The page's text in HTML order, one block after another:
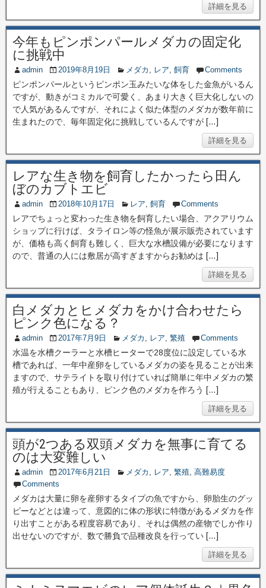
詳細を見る
今年もピンポンパールメダカの固定化
に挑戦中
admin 2019年8月19日 メダカ , レア, 飼育 Comments
ピンポンパールというピンポン玉みたいな体をした金魚がいるん
ですが、動きがコミカルで可愛く、あまり大きく巨大化しないの
で人気があるんですが、それによく似た体型のメダカが数年前に
生まれたので、毎年固定化に挑戦しているんですが […]
詳細を見る
レアな生き物を飼育したかったら田ん
ぼのカブトエビ
admin 2018年10月17日 レア, 飼育 Comments
レアでちょっと変わった生き物を飼育したい場合、アクアリウム
ショップに行けば、タライロン等の怪魚が展示販売されています
が、価格も高く飼育も難しく、巨大な水槽設備が必要になります
ので、普通の人には敷居が高すぎますからお勧めは […]
詳細を見る
白メダカとヒメダカをかけ合わせたら
ピンク色になる？
admin 2017年7月9日 メダカ , レア, 繁殖 Comments
水温を水槽クーラーと水槽ヒーターで28度位に設定している水
槽であれば、一年中産卵をしているメダカの姿を見ることが出来
ますので、サテライトを取り付けていれば簡単に年中メダカの繁
殖が行えることもあり、ピンク色のメダカを作ろう […]
詳細を見る
頭が2つある双頭メダカを無事に育てる
のは大変難しい
admin 2017年6月21日 メダカ , レア, 繁殖, 高難易度
Comments
メダカは大量に卵を産卵するタイプの魚ですから、卵胎生のグッ
ピーなどとは違って、意図的に体の形状に特徴があるメダカを作
り出すことがある程度容易であり、それは偶然の産物でしか作り
出せないのですが、数で勝負で品種改良を行ってい […]
詳細を見る